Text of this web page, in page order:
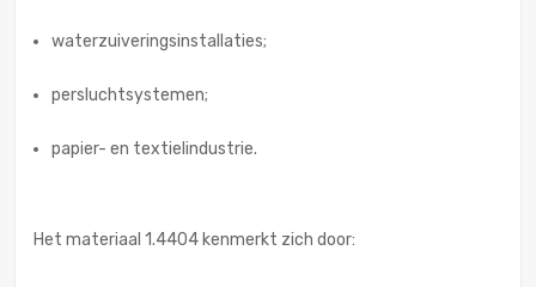
waterzuiveringsinstallaties;
persluchtsystemen;
papier- en textielindustrie.
Het materiaal 1.4404 kenmerkt zich door: